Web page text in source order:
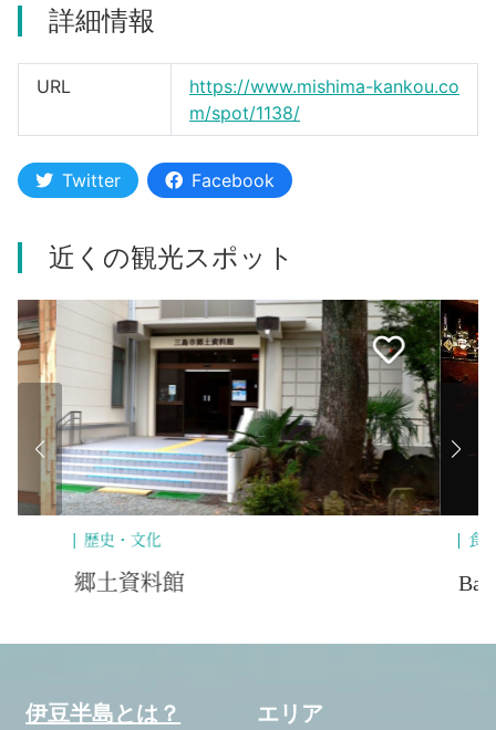
河津町
詳細情報
URL
https://www.mishima-kankou.co
m/spot/1138/
Twitter Facebook
近くの観光スポット
食べる
Bar そう庵
自
楽
伊豆半島とは？
エリア